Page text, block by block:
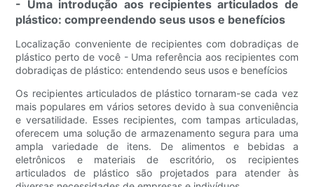
- Uma introdução aos recipientes articulados de
plástico: compreendendo seus usos e benefícios
Localização conveniente de recipientes com dobradiças de
plástico perto de você - Uma referência aos recipientes com
dobradiças de plástico: entendendo seus usos e benefícios
Os recipientes articulados de plástico tornaram-se cada vez
mais populares em vários setores devido à sua conveniência
e versatilidade. Esses recipientes, com tampas articuladas,
oferecem uma solução de armazenamento segura para uma
ampla variedade de itens. De alimentos e bebidas a
eletrônicos e materiais de escritório, os recipientes
articulados de plástico são projetados para atender às